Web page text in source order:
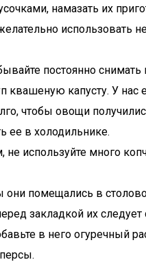
намазать их
использовать
постоянно снимать
капусту. У нас
чтобы овощи
ее в холодильнике.
используйте много
они помещались в
закладкой их следует
в него огуречный